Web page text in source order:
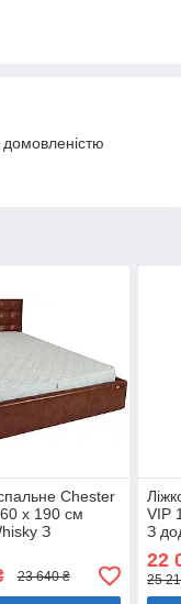
Chester
х 190 см
З
рамою
23 640 ₴
VIP
З
22
25